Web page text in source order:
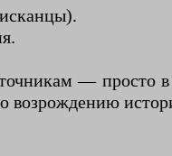
— просто
возрождению